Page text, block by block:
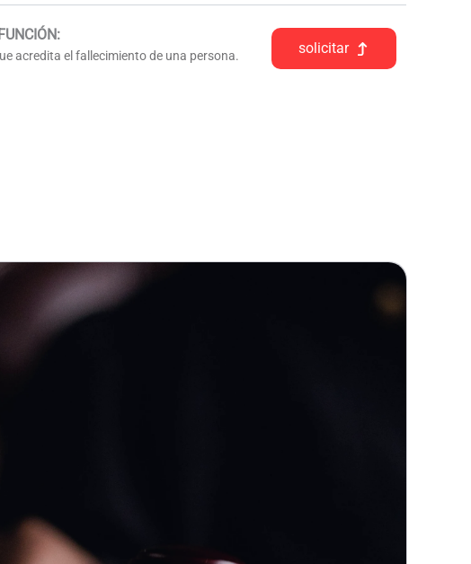
:
acredita el fallecimiento de una persona. solicitar